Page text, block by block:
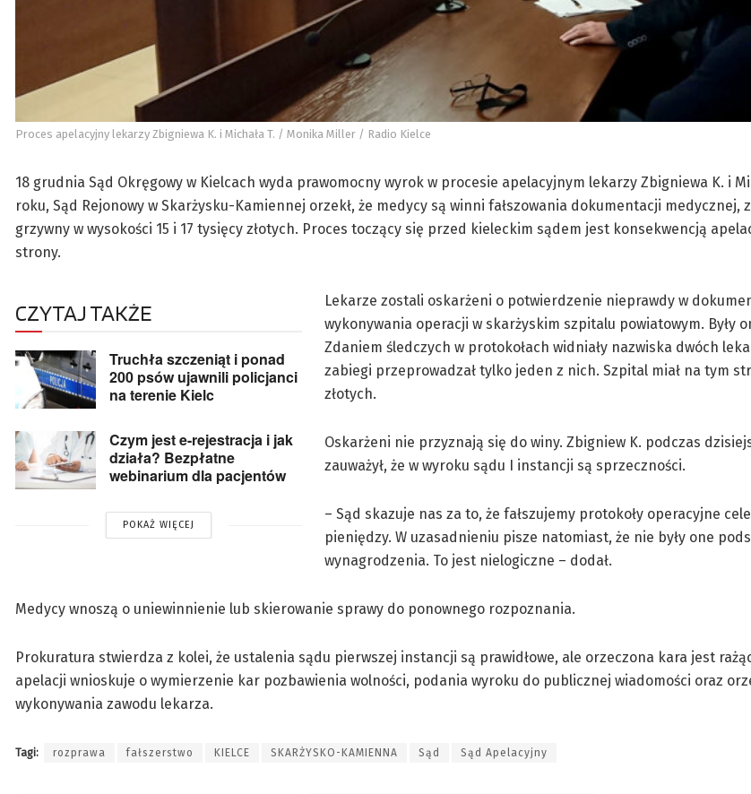
Proces apelacyjny lekarzy Zbigniewa K. i Michała T. / Monika Miller / Radio Kielce
18 grudnia Sąd Okręgowy w Kielcach wyda prawomocny wyrok w procesie apelacyjnym lekarzy Zbigniewa K. i
roku, Sąd Rejonowy w Skarżysku-Kamiennej orzekł, że medycy są winni fałszowania dokumentacji medycznej,
grzywny w wysokości 15 i 17 tysięcy złotych. Proces toczący się przed kieleckim sądem jest konsekwencją
strony.
CZYTAJ TAKŻE
Truchła szczeniąt i ponad
200 psów ujawnili policjanci
na terenie Kielc
Czym jest e-rejestracja i jak
działa? Bezpłatne
webinarium dla pacjentów
POKAŻ WIĘCEJ
Lekarze zostali oskarżeni o potwierdzenie nieprawdy w
wykonywania operacji w skarżyskim szpitalu powiatowym. Były
Zdaniem śledczych w protokołach widniały nazwiska dwóch
zabiegi przeprowadzał tylko jeden z nich. Szpital miał na tym
złotych.
Oskarżeni nie przyznają się do winy. Zbigniew K. podczas
zauważył, że w wyroku sądu I instancji są sprzeczności.
– Sąd skazuje nas za to, że fałszujemy protokoły operacyjne
pieniędzy. W uzasadnieniu pisze natomiast, że nie były one
wynagrodzenia. To jest nielogiczne – dodał.
Medycy wnoszą o uniewinnienie lub skierowanie sprawy do ponownego rozpoznania.
Prokuratura stwierdza z kolei, że ustalenia sądu pierwszej instancji są prawidłowe, ale orzeczona kara jest
apelacji wnioskuje o wymierzenie kar pozbawienia wolności, podania wyroku do publicznej wiadomości oraz
wykonywania zawodu lekarza.
Tagi: rozprawa fałszerstwo KIELCE SKARŻYSKO-KAMIENNA Sąd Sąd Apelacyjny